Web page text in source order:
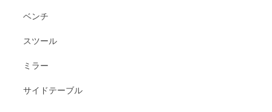
ベンチ
スツール
ミラー
サイドテーブル